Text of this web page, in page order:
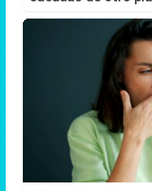
¿Por qué se
La ciencia explica
contagioso